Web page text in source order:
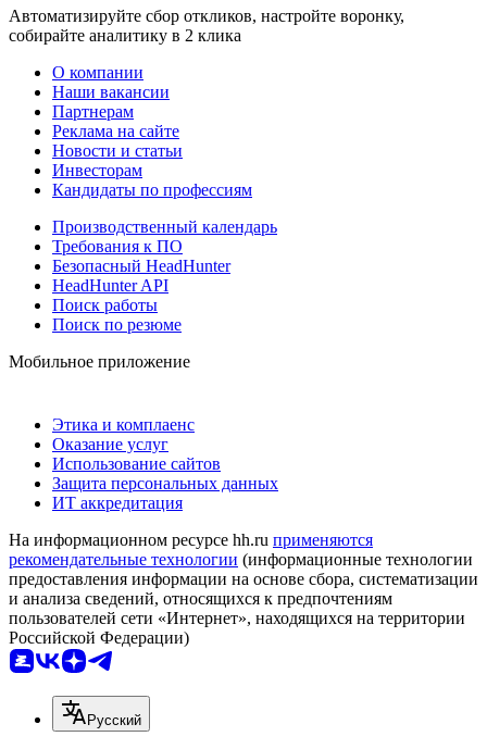
Автоматизируйте сбор откликов, настройте воронку,
собирайте аналитику в 2 клика
О компании
Наши вакансии
Партнерам
Реклама на сайте
Новости и статьи
Инвесторам
Кандидаты по профессиям
Производственный календарь
Требования к ПО
Безопасный HeadHunter
HeadHunter API
Поиск работы
Поиск по резюме
Мобильное приложение
Этика и комплаенс
Оказание услуг
Использование сайтов
Защита персональных данных
ИТ аккредитация
На информационном ресурсе hh.ru применяются
рекомендательные технологии (информационные технологии
предоставления информации на основе сбора, систематизации
и анализа сведений, относящихся к предпочтениям
пользователей сети «Интернет», находящихся на территории
Российской Федерации)
Русский